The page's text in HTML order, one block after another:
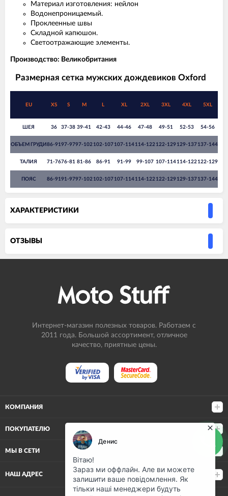
Материал изготовления: нейлон
Водонепроницаемый.
Проклеенные швы
Складной капюшон.
Светоотражающие элементы.
Производство: Великобритания
Размерная сетка мужских дождевиков Oxford
EU XS S M L XL 2XL 3XL 4XL 5XL
ШЕЯ 36 37-38 39-41 42-43 44-46 47-48 49-51 52-53 54-56
ОБЪЕМ ГРУДИ 86-9197-9797-102 102-107 107-114 114-122 122-129 129-137 137-144
ТАЛИЯ 71-7676-81 81-86 86-91 91-99 99-107 107-114114-122122-129
ПОЯС 86-9191-9797-102 102-107 107-114 114-122 122-129 129-137 137-144
ХАРАКТЕРИСТИКИ
ОТЗЫВЫ
Интернет-магазин полезных товаров. Работаем с
2011 года. Большой ассортимент, отличное
качество, приятные цены.
КОМПАНИЯ
ПОКУПАТЕЛЮ
МЫ В СЕТИ
НАШ АДРЕС